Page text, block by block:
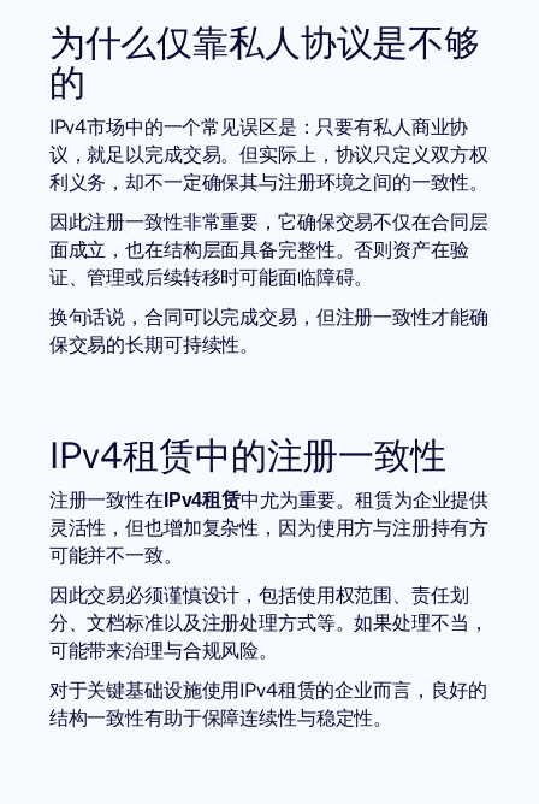
为什么仅靠私人协议是不够
的
IPv4市场中的一个常见误区是：只要有私人商业协
议，就足以完成交易。但实际上，协议只定义双方权
利义务，却不一定确保其与注册环境之间的一致性。
因此注册一致性非常重要，它确保交易不仅在合同层
面成立，也在结构层面具备完整性。否则资产在验
证、管理或后续转移时可能面临障碍。
换句话说，合同可以完成交易，但注册一致性才能确
保交易的长期可持续性。
IPv4租赁中的注册一致性
注册一致性在 IPv4租赁中尤为重要。租赁为企业提供
灵活性，但也增加复杂性，因为使用方与注册持有方
可能并不一致。
因此交易必须谨慎设计，包括使用权范围、责任划
分、文档标准以及注册处理方式等。如果处理不当，
可能带来治理与合规风险。
对于关键基础设施使用IPv4租赁的企业而言，良好的
结构一致性有助于保障连续性与稳定性。